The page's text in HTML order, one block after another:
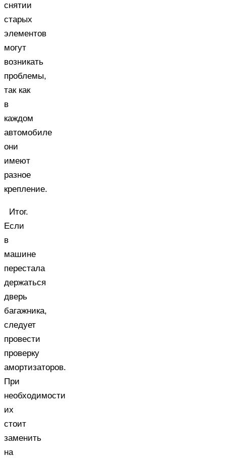
снятии
старых
элементов
могут
возникать
проблемы,
так как
в
каждом
автомобиле
они
имеют
разное
крепление.
Итог.
Если
в
машине
перестала
держаться
дверь
багажника,
следует
провести
проверку
амортизаторов.
При
необходимости
их
стоит
заменить
на